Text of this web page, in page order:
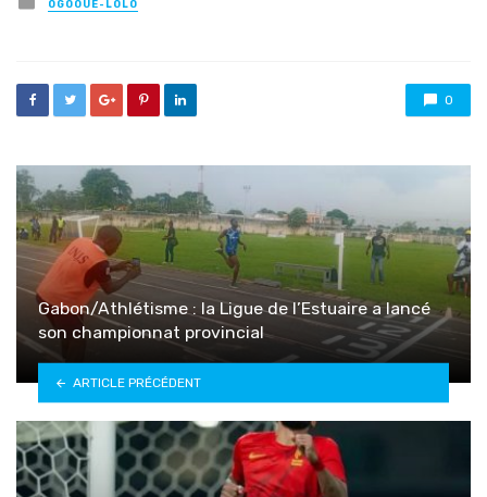
in
OGOOUÉ-LOLO
0
Gabon/Athlétisme : la Ligue de l’Estuaire a lancé
son championnat provincial
ARTICLE PRÉCÉDENT